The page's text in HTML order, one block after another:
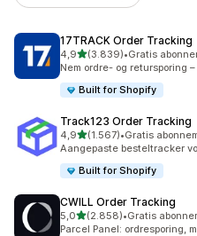
17TRACK Order Tracking
4,9ud af 5 stjerner
(3.839)
3839 anmeldelser i alt
•Gratis
Nem ordre- og retursporing
Built for Shopify
Track123 Order Tracking
4,9ud af 5 stjerner
(1.567)
1567 anmeldelser i alt
•Gratis
Aangepaste besteltracker
Built for Shopify
CWILL Order Tracking
5,0ud af 5 stjerner
(2.858)
2858 anmeldelser i alt
•Gratis
Parcel Panel: ordresporing,